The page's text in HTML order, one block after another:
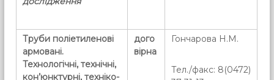
Труби поліетиленові
армовані.
Технологічні, технічні,
кон’юнктурні, техніко-
дого
вірна
Гончарова Н.М.
Тел./факс: 8(0472)